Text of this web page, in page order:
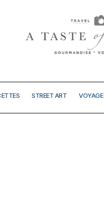
of
mySTREET ART VOYAGE